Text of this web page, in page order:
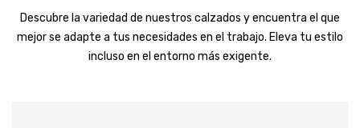
Descubre la variedad de nuestros calzados y encuentra el que
mejor se adapte a tus necesidades en el trabajo. Eleva tu estilo
incluso en el entorno más exigente.